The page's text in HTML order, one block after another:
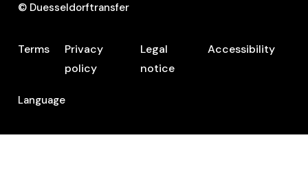
© Duesseldorftransfer
Terms
Privacy
policy
Legal
notice
Accessibility
Language